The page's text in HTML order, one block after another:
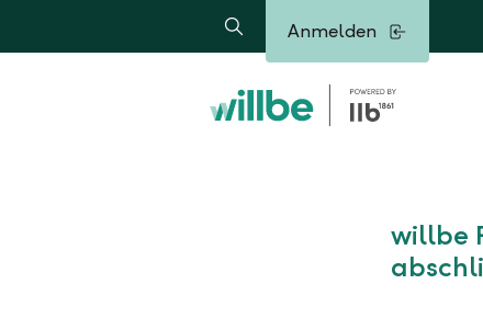
Suche Anmelden
willbe